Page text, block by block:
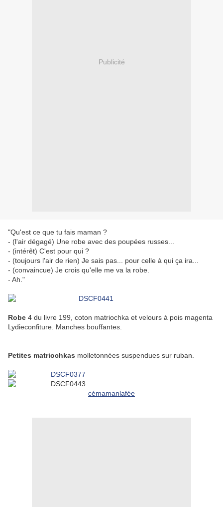
Publicité
"Qu'est ce que tu fais maman ?
- (l'air dégagé) Une robe avec des poupées russes...
- (intérêt) C'est pour qui ?
- (toujours l'air de rien) Je sais pas... pour celle à qui ça ira...
- (convaincue) Je crois qu'elle me va la robe.
- Ah."
Robe 4 du livre 199, coton matriochka et velours à pois magenta
Lydieconfiture. Manches bouffantes.
Petites matriochkas molletonnées suspendues sur ruban.
cémamanlafée